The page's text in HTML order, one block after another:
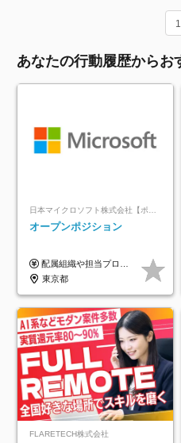
1
あなたの行動履歴からお
日本マイクロソフト株式会社【ポジションマッチ登録】
オープンポジション
配属組織や担当プロジェクトにより異なります。 ▼参考情報 ----------------------- 年俸650万～（1/12を月々支給） ※経験、能力を考慮の上、当社規定により優遇いたします。 ※時間外、休日出勤、深夜手当に対する賃金も基本年俸に含みます。
東京都
FLARETECH株式会社